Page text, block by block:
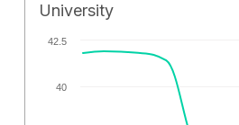
University
40
42.5